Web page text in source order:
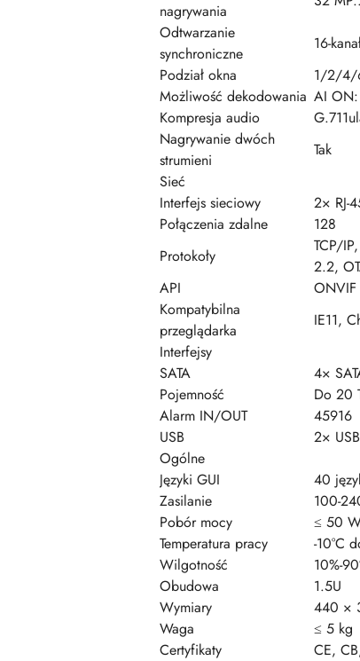
nagrywania
Odtwarzanie
synchroniczne
16-
Podział okna
1/2/
Możliwość dekodowania AI ON:
Kompresja audio
Nagrywanie dwóch
strumieni
Tak
Sieć
Interfejs sieciowy
2×
Połączenia zdalne
128
Protokoły
TCP/
2.2,
API
Kompatybilna
przeglądarka
IE11,
Interfejsy
SATA
4×
Pojemność
Do 20
Alarm IN/OUT
45916
USB
2×
Ogólne
Języki GUI
40
Zasilanie
100-
Pobór mocy
≤ 50
Temperatura pracy
-10°C
Wilgotność
10%-
Obudowa
1.5U
Wymiary
440 ×
Waga
≤ 5 kg
Certyfikaty
CE,